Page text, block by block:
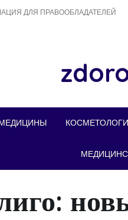
ДЛЯ ПРАВООБЛАДАТЕЛЕЙ